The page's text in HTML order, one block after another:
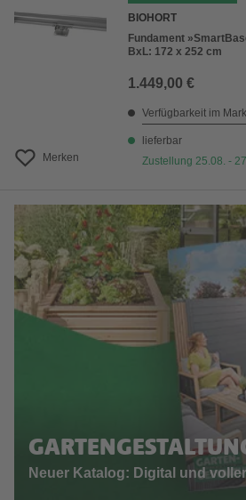
Merken
BIOHORT
Fundament
BxL: 172 x 252 cm
1.449,00 €
Verfügbarkeit im
lieferbar
Zustellung 25.08. -
Neuer Katalog: Digital und